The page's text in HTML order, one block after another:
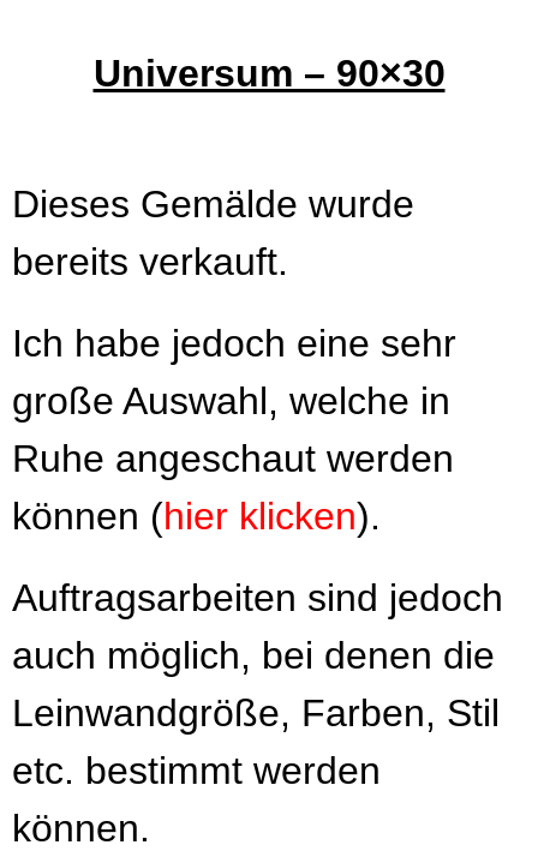
Universum – 90×30
Dieses Gemälde wurde
bereits verkauft.
Ich habe jedoch eine sehr
große Auswahl, welche in
Ruhe angeschaut werden
können (hier klicken).
Auftragsarbeiten sind jedoch
auch möglich, bei denen die
Leinwandgröße, Farben, Stil
etc. bestimmt werden
können.